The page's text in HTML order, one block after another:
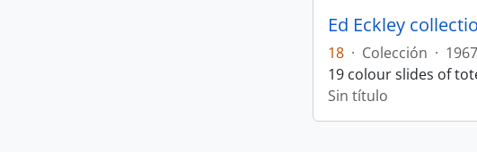
Ed Eckley
18 · Colección ·
19 colour slides of
Sin título